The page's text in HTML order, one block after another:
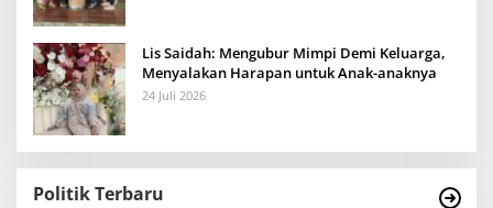
Lis Saidah: Mengubur Mimpi Demi Keluarga,
Menyalakan Harapan untuk Anak-anaknya
24 Juli 2026
Politik Terbaru